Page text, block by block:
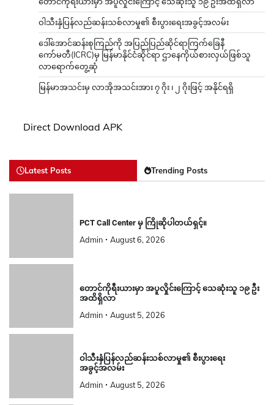
ဝါသီးနှံပြန်လည်ဆန်းသစ်လာမှု၏ စီးပွားရေးအခွင့်အလမ်း
ဒေါ်အောင်ဆန်းစုကြည်ကို အပြည်ပြည်ဆိုင်ရာကြက်ခြေနီ
ကော်မတီ(ICRC)မှ မြန်မာနိုင်ငံဆိုင်ရာ ဌာနေကိုယ်စားလှယ်ဖြစ်သူ
လာရောက်တွေ့ဆုံ
မြန်မာအသင်းမှ လာအိုအသင်းအား ၇ ဂိုး ၊ ၂ ဂိုးဖြင့် အနိုင်ရရှိ
Direct Download APK
Latest Posts Trending Posts
PCT Call Center မှ ကြိုဆိုပါတယ်ရှင့်။
Admin August 6, 2026
တောင်ကိုရီးယားမှာ အပူလှိုင်းကြောင့် သေဆုံးသူ ၁၉ ဦး
အထိရှိလာ
Admin August 5, 2026
ဝါသီးနှံပြန်လည်ဆန်းသစ်လာမှု၏ စီးပွားရေး
အခွင့်အလမ်း
Admin August 5, 2026